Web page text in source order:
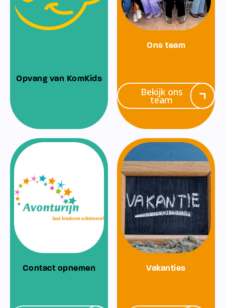
Opvang van KomKids
Ons team
Bekijk ons
team
Contact opnemen Vakanties